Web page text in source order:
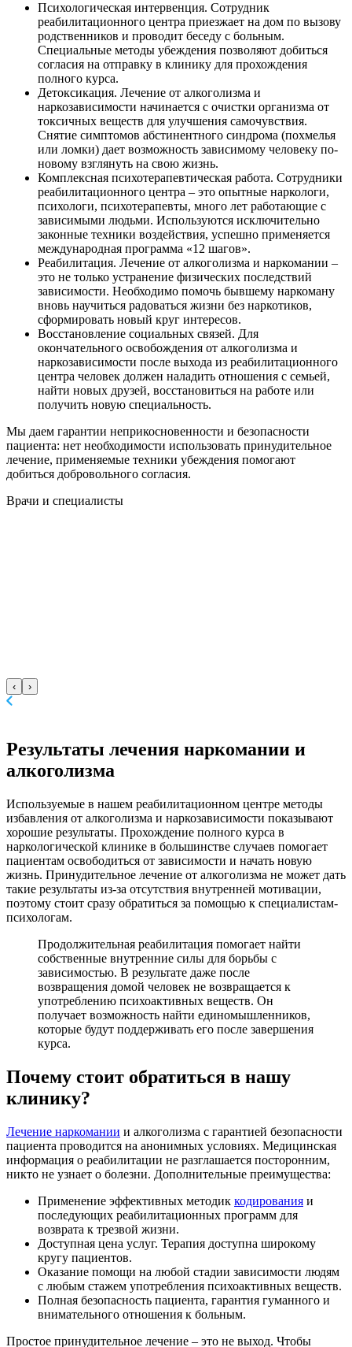
Психологическая интервенция. Сотрудник
реабилитационного центра приезжает на дом по вызову
родственников и проводит беседу с больным.
Специальные методы убеждения позволяют добиться
согласия на отправку в клинику для прохождения
полного курса.
Детоксикация. Лечение от алкоголизма и
наркозависимости начинается с очистки организма от
токсичных веществ для улучшения самочувствия.
Снятие симптомов абстинентного синдрома (похмелья
или ломки) дает возможность зависимому человеку по-
новому взглянуть на свою жизнь.
Комплексная психотерапевтическая работа. Сотрудники
реабилитационного центра – это опытные наркологи,
психологи, психотерапевты, много лет работающие с
зависимыми людьми. Используются исключительно
законные техники воздействия, успешно применяется
международная программа «12 шагов».
Реабилитация. Лечение от алкоголизма и наркомании –
это не только устранение физических последствий
зависимости. Необходимо помочь бывшему наркоману
вновь научиться радоваться жизни без наркотиков,
сформировать новый круг интересов.
Восстановление социальных связей. Для
окончательного освобождения от алкоголизма и
наркозависимости после выхода из реабилитационного
центра человек должен наладить отношения с семьей,
найти новых друзей, восстановиться на работе или
получить новую специальность.
Мы даем гарантии неприкосновенности и безопасности
пациента: нет необходимости использовать принудительное
лечение, применяемые техники убеждения помогают
добиться добровольного согласия.
Врачи и специалисты
‹ ›
Результаты лечения наркомании и
алкоголизма
Используемые в нашем реабилитационном центре методы
избавления от алкоголизма и наркозависимости показывают
хорошие результаты. Прохождение полного курса в
наркологической клинике в большинстве случаев помогает
пациентам освободиться от зависимости и начать новую
жизнь. Принудительное лечение от алкоголизма не может дать
такие результаты из-за отсутствия внутренней мотивации,
поэтому стоит сразу обратиться за помощью к специалистам-
психологам.
Продолжительная реабилитация помогает найти
собственные внутренние силы для борьбы с
зависимостью. В результате даже после
возвращения домой человек не возвращается к
употреблению психоактивных веществ. Он
получает возможность найти единомышленников,
которые будут поддерживать его после завершения
курса.
Почему стоит обратиться в нашу
клинику?
Лечение наркомании и алкоголизма с гарантией безопасности
пациента проводится на анонимных условиях. Медицинская
информация о реабилитации не разглашается посторонним,
никто не узнает о болезни. Дополнительные преимущества:
Применение эффективных методик кодирования и
последующих реабилитационных программ для
возврата к трезвой жизни.
Доступная цена услуг. Терапия доступна широкому
кругу пациентов.
Оказание помощи на любой стадии зависимости людям
с любым стажем употребления психоактивных веществ.
Полная безопасность пациента, гарантия гуманного и
внимательного отношения к больным.
Простое принудительное лечение – это не выход. Чтобы